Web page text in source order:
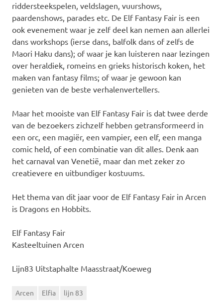
riddersteekspelen, veldslagen, vuurshows,
paardenshows, parades etc. De Elf Fantasy Fair is een
ook evenement waar je zelf deel kan nemen aan allerlei
dans workshops (ierse dans, balfolk dans of zelfs de
Maori Haku dans); of waar je kan luisteren naar lezingen
over heraldiek, romeins en grieks historisch koken, het
maken van fantasy films; of waar je gewoon kan
genieten van de beste verhalenvertellers.
Maar het mooiste van Elf Fantasy Fair is dat twee derde
van de bezoekers zichzelf hebben getransformeerd in
een orc, een magiër, een vampier, een elf, een manga
comic held, of een combinatie van dit alles. Denk aan
het carnaval van Venetië, maar dan met zeker zo
creatievere en uitbundiger kostuums.
Het thema van dit jaar voor de Elf Fantasy Fair in Arcen
is Dragons en Hobbits.
Elf Fantasy Fair
Kasteeltuinen Arcen
Lijn83 Uitstaphalte Maasstraat/Koeweg
Arcen Elfia lijn 83